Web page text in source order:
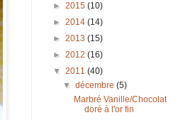
► 2015 (10)
► 2014 (14)
► 2013 (15)
► 2012 (16)
▼ 2011 (40)
▼décembre(5)
Marbré Vanille/Chocolat
doré à l'or fin